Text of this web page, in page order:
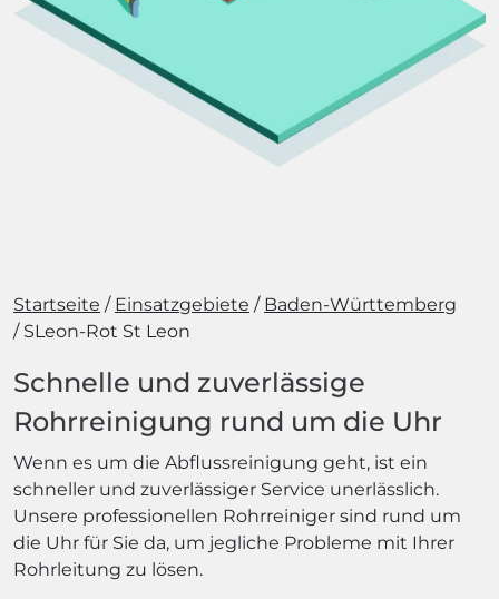
Startseite Einsatzgebiete
Baden-Württemberg
SLeon-Rot St Leon
Schnelle und zuverlässige
Rohrreinigung rund um die Uhr
Wenn es um die Abflussreinigung geht, ist ein
schneller und zuverlässiger Service unerlässlich.
Unsere professionellen Rohrreiniger sind rund um
die Uhr für Sie da, um jegliche Probleme mit Ihrer
Rohrleitung zu lösen.